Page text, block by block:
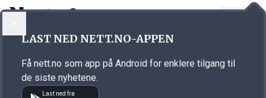
Annonsørinnhold
LAST NED NETT.NO-APPEN
Få nett.no som app på Android for enklere tilgang til
de siste nyhetene.
Last ned fra